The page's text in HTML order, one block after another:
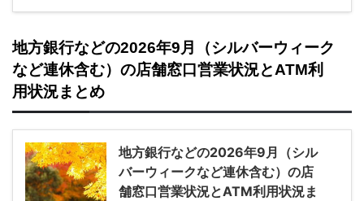
地方銀行などの2026年9月（シルバーウィーク
など連休含む）の店舗窓口営業状況とATM利
用状況まとめ
地方銀行などの2026年9月（シル
バーウィークなど連休含む）の店
舗窓口営業状況とATM利用状況ま